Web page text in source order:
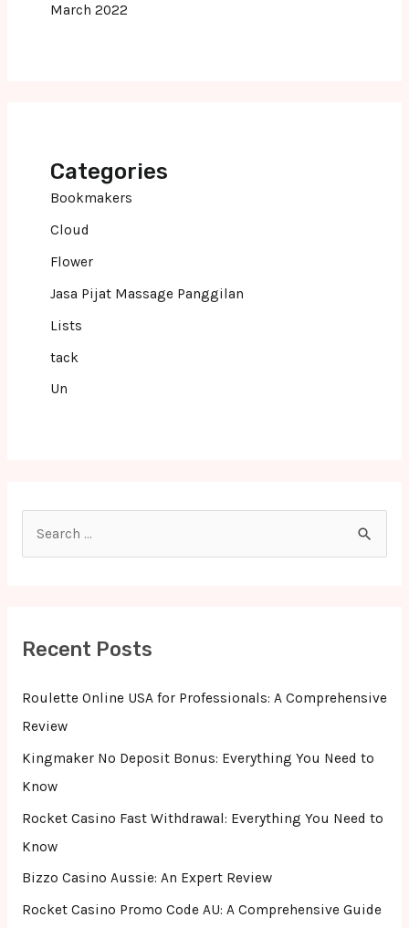
March 2022
Categories
Bookmakers
Cloud
Flower
Jasa Pijat Massage Panggilan
Lists
tack
Un
f
o
Recent Posts
Roulette Online USA for Professionals: A Comprehensive
Review
Kingmaker No Deposit Bonus: Everything You Need to
Know
Rocket Casino Fast Withdrawal: Everything You Need to
Know
Bizzo Casino Aussie: An Expert Review
Rocket Casino Promo Code AU: A Comprehensive Guide